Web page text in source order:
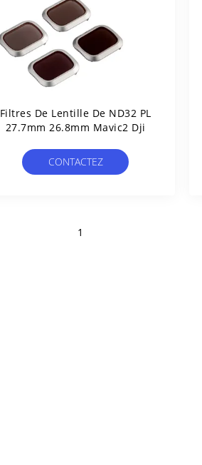
Filtres De Lentille De ND32 PL
27.7mm 26.8mm Mavic2 Dji
CONTACTEZ
1